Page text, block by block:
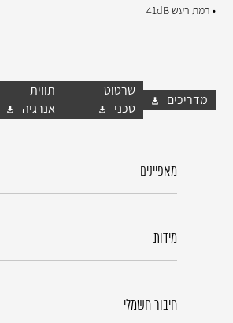
• רמת רעש 41dB
מדריכים
שרטוט
טכני
תווית
אנרגיה
מאפיינים
מידות
חיבור חשמלי